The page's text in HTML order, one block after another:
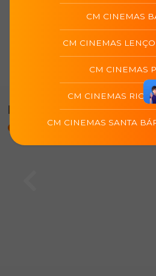
necessário
filme.
utilização
Programação deCM
Ostras (Rio Das
CM CINEMAS
CM CINEMAS
CM CINEMAS
CM CINEMAS RIO
CM CINEMAS SANTA